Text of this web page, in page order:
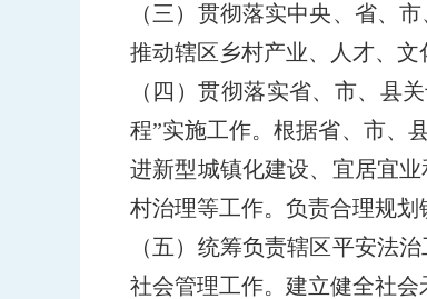
（三）贯彻落实中央、省、
推动辖区乡村产业、人才、文
（四）贯彻落实省、市、县
程”实施工作。根据省、市、
进新型城镇化建设、宜居宜
村治理等工作。负责合理规划
（五）统筹负责辖区平安法
社会管理工作。建立健全社